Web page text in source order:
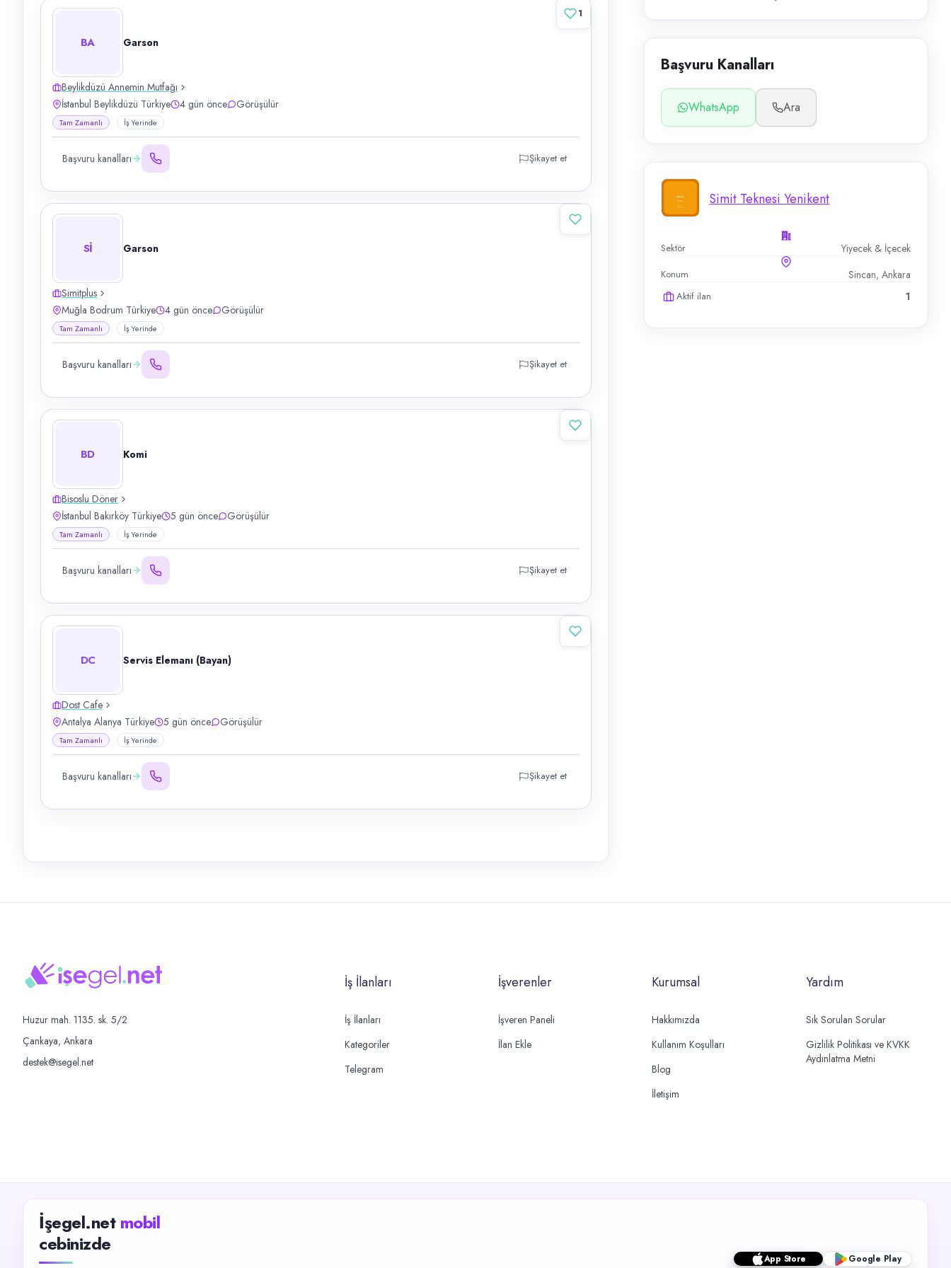
Başvuru Kanalları
WhatsApp Ara
Simit Teknesi Yenikent
Sektör Yiyecek & İçecek
Konum Sincan, Ankara
Aktif ilan 1
BA Garson
Beylikdüzü Annemin Mutfağı
İstanbul Beylikdüzü Türkiye
4 gün önce Görüşülür
Tam Zamanlı İş Yerinde
Başvuru kanalları Şikayet et
1
Sİ Garson
Simitplus
Muğla Bodrum Türkiye
4 gün önce Görüşülür
Tam Zamanlı İş Yerinde
Başvuru kanalları Şikayet et
BD Komi
Bisoslu Döner
İstanbul Bakırköy Türkiye
5 gün önce Görüşülür
Tam Zamanlı İş Yerinde
Başvuru kanalları Şikayet et
DC Servis Elemanı (Bayan)
Dost Cafe
Antalya Alanya Türkiye
5 gün önce Görüşülür
Tam Zamanlı İş Yerinde
Başvuru kanalları Şikayet et
Huzur mah. 1135. sk. 5/2
Çankaya, Ankara
destek@isegel.net
İş İlanları
İş İlanları
Kategoriler
Telegram
İşverenler
İşveren Paneli
İlan Ekle
Kurumsal
Hakkımızda
Kullanım Koşulları
Blog
İletişim
Yardım
Sık Sorulan Sorular
Gizlilik Politikası ve KVKK
Aydınlatma Metni
İşegel.net mobil
cebinizde
App Store Google Play